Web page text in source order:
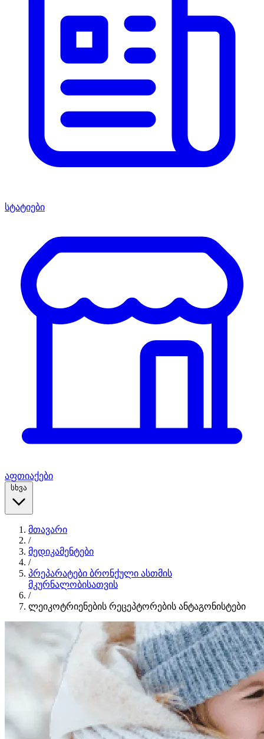
სტატიები
აფთიაქები
სხვა
მთავარი
/
მედიკამენტები
/
პრეპარატები ბრონქული ასთმის
მკურნალობისათვის
/
ლეიკოტრიენების რეცეპტორების ანტაგონისტები